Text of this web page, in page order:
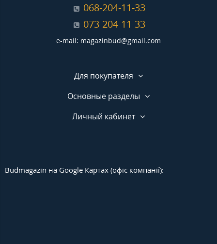
068-204-11-33
073-204-11-33
e-mail: magazinbud@gmail.com
Для покупателя
Основные разделы
Личный кабинет
Budmagazin на Google Картах (офіс компанії):